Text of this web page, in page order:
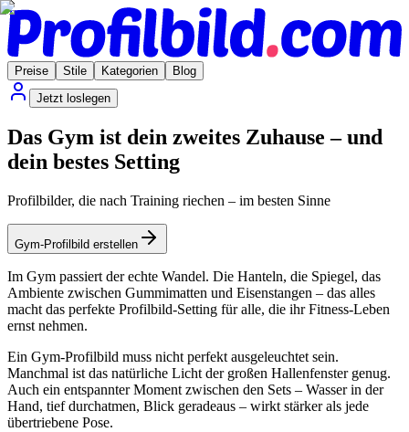
Preise Stile Kategorien
Blog
Jetzt loslegen
Das Gym ist dein zweites Zuhause – und
dein bestes Setting
Profilbilder, die nach Training riechen – im besten Sinne
Gym-Profilbild erstellen
Im Gym passiert der echte Wandel. Die Hanteln, die Spiegel, das
Ambiente zwischen Gummimatten und Eisenstangen – das alles
macht das perfekte Profilbild-Setting für alle, die ihr Fitness-Leben
ernst nehmen.
Ein Gym-Profilbild muss nicht perfekt ausgeleuchtet sein.
Manchmal ist das natürliche Licht der großen Hallenfenster genug.
Auch ein entspannter Moment zwischen den Sets – Wasser in der
Hand, tief durchatmen, Blick geradeaus – wirkt stärker als jede
übertriebene Pose.